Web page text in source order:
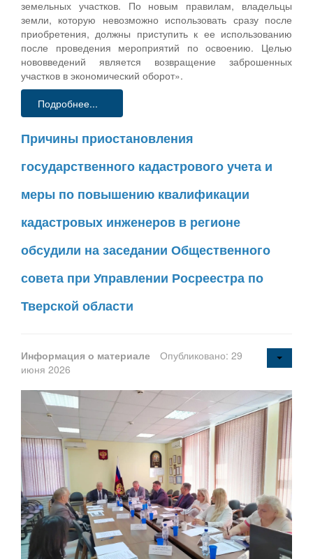
земельных участков. По новым правилам, владельцы
земли, которую невозможно использовать сразу после
приобретения, должны приступить к ее использованию
после проведения мероприятий по освоению. Целью
нововведений является возвращение заброшенных
участков в экономический оборот».
Подробнее...
Причины приостановления
государственного кадастрового учета и
меры по повышению квалификации
кадастровых инженеров в регионе
обсудили на заседании Общественного
совета при Управлении Росреестра по
Тверской области
Информация о материале
Опубликовано: 29
июня 2026